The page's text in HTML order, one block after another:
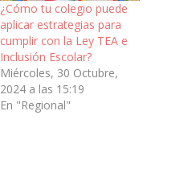
¿Cómo tu colegio puede
aplicar estrategias para
cumplir con la Ley TEA e
Inclusión Escolar?
Miércoles, 30 Octubre,
2024 a las 15:19
En "Regional"